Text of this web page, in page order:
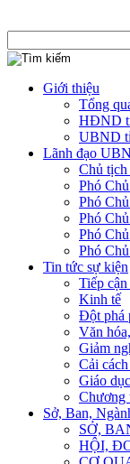
Giới thiệu
Tổng
HĐND
UBND
Lãnh đạo
Chủ
Phó
Phó
Phó
Phó
Phó
Tin tức sự kiện
Tiếp
Kinh tế
Đột phá
Văn
Giảm
Cải
Giáo
Chương
Sở, Ban,
SỞ,
HỘI,